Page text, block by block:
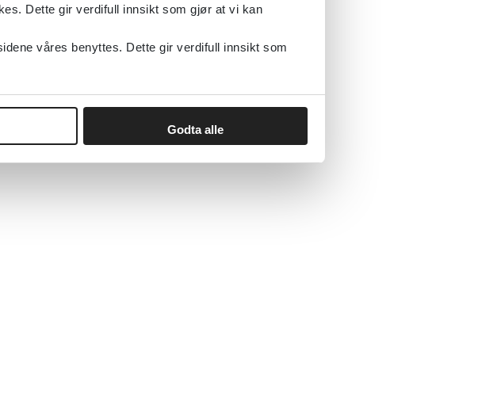
Dette gir verdifull innsikt som gjør at vi kan
våres benyttes. Dette gir verdifull innsikt som
Godta alle